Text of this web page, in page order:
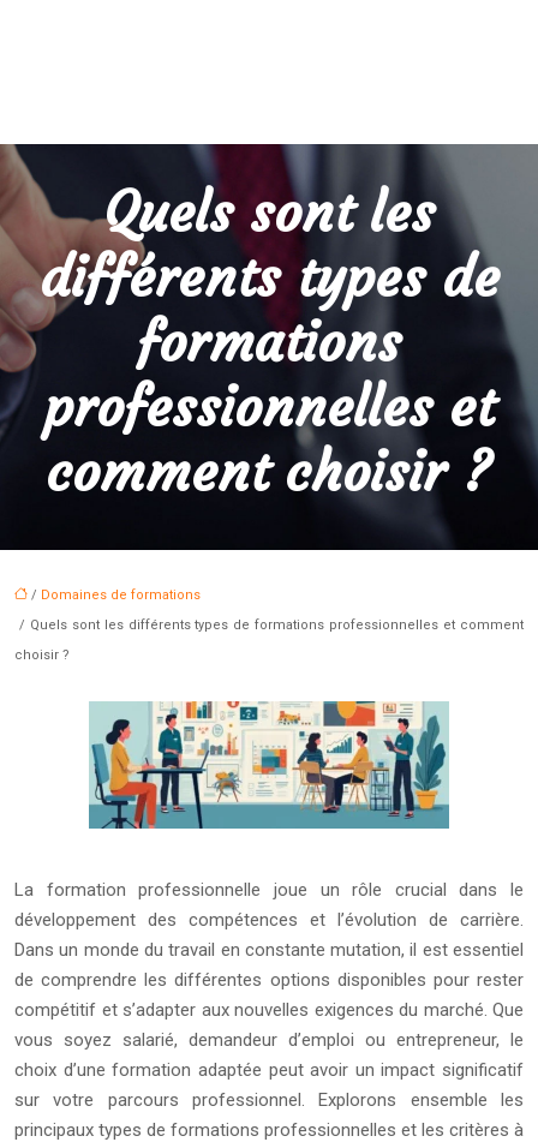
Quels sont les
différents types de
formations
professionnelles et
comment choisir ?
/ Domaines de formations
/ Quels sont les différents types de formations professionnelles et comment
choisir ?
La formation professionnelle joue un rôle crucial dans le
développement des compétences et l’évolution de carrière.
Dans un monde du travail en constante mutation, il est essentiel
de comprendre les différentes options disponibles pour rester
compétitif et s’adapter aux nouvelles exigences du marché. Que
vous soyez salarié, demandeur d’emploi ou entrepreneur, le
choix d’une formation adaptée peut avoir un impact significatif
sur votre parcours professionnel. Explorons ensemble les
principaux types de formations professionnelles et les critères à